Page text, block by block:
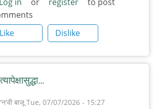
Like
Dislike
त्यापेक्षासुद्धा…
'न'वी बाजू Tue, 07/07/2026 - 15:27